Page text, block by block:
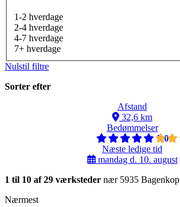
1-2 hverdage
2-4 hverdage
4-7 hverdage
7+ hverdage
Nulstil filtre
Sorter efter
Afstand
32,6 km
Bedømmelser
5,0
Næste ledige tid
mandag d. 10. august
1 til 10 af 29 værksteder nær 5935 Bagenkop
Nærmest